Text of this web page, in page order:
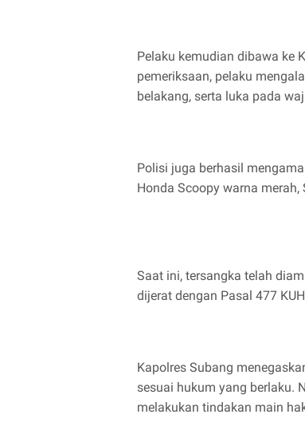
Pelaku kemudian dibawa ke
pemeriksaan, pelaku
belakang, serta luka pada
Polisi juga berhasil
Honda Scoopy warna
Saat ini, tersangka telah
dijerat dengan Pasal 477
Kapolres Subang
sesuai hukum yang berlaku.
melakukan tindakan main